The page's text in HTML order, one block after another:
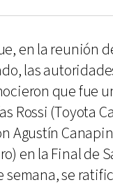
en la reunión
las
que fue
Rossi (Toyota
Agustín
en la Final de
semana, se